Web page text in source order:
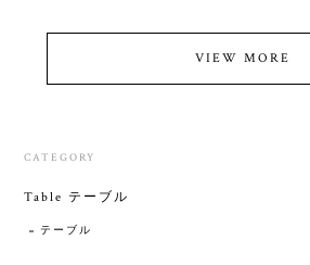
VIEW MORE
CATEGORY
Table テーブル
テーブル